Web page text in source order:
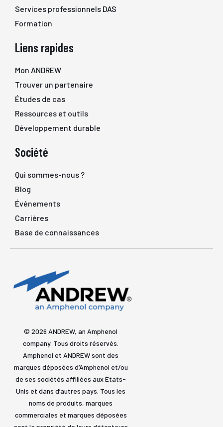
Services professionnels DAS
Formation
Liens rapides
Mon ANDREW
Trouver un partenaire
Études de cas
Ressources et outils
Développement durable
Société
Qui sommes-nous ?
Blog
Événements
Carrières
Base de connaissances
© 2026 ANDREW, an Amphenol
company. Tous droits réservés.
Amphenol et ANDREW sont des
marques déposées d’Amphenol et/ou
de ses sociétés affiliées aux États-
Unis et dans d’autres pays. Tous les
noms de produits, marques
commerciales et marques déposées